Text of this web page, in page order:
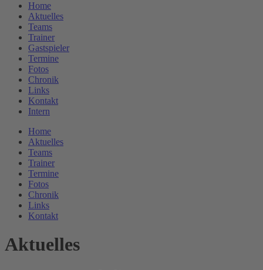
Home
Aktuelles
Teams
Trainer
Gastspieler
Termine
Fotos
Chronik
Links
Kontakt
Intern
Home
Aktuelles
Teams
Trainer
Termine
Fotos
Chronik
Links
Kontakt
Aktuelles